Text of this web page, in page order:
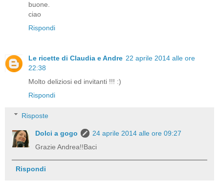
buone.
ciao
Rispondi
Le ricette di Claudia e Andre 22 aprile 2014 alle ore
22:38
Molto deliziosi ed invitanti !!! :)
Rispondi
Risposte
Dolci a gogo
24 aprile 2014 alle ore 09:27
Grazie Andrea!!Baci
Rispondi